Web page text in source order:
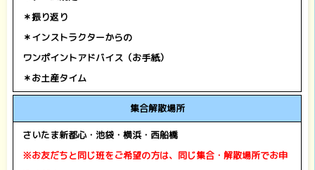
＊振り返り
＊インストラクターからの
ワンポイントアドバイス（お手紙）
＊お土産タイム
集合解散場所
さいたま新都心・池袋・横浜・西船橋
※お友だちと同じ班をご希望の方は、同じ集合・解散場所でお申